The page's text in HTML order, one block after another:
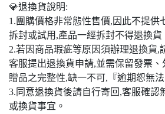
💎退換貨說明:
1.團購價格非常態性售價,因此不提供
拆封或試用,產品一經拆封不得退換貨
2.若因商品瑕疵等原因須辦理退換貨,
客服提出退換貨申請,並需保留發票
贈品之完整性,缺一不可,『逾期恕無法
3.同意退換貨後請自行寄回,客服確認
或換貨事宜。